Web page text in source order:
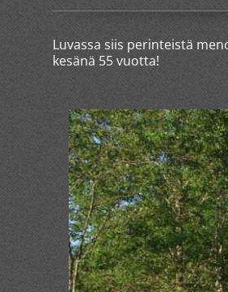
Luvassa siis perinteistä
kesänä 55 vuotta!